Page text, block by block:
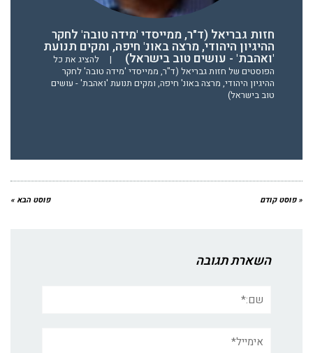
חזות גבריאל (ד"ר, ממייסדי 'מידה טובה' לחקר
ההיגיון היהודי, מרצה באונ' חיפה, ומקים תנועת
'ואהבת' - עושים טוב בישראל) |
להציג את כל
הפוסטים של חזות גבריאל (ד"ר, ממייסדי 'מידה טובה' לחקר
ההיגיון היהודי, מרצה באונ' חיפה, ומקים תנועת 'ואהבת' - עושים
טוב בישראל)
« פוסט קודם פוסט הבא »
השארת תגובה